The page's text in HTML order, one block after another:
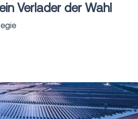
Verlader der Wahl